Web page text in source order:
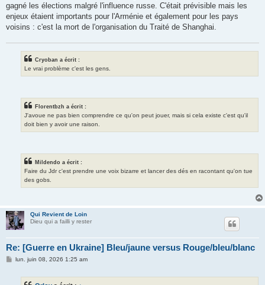
a
g
e
gagné les élections malgré l'influence russe. C'était prévisible mais les
enjeux étaient importants pour l'Arménie et également pour les pays
voisins : c'est la mort de l'organisation du Traité de Shanghai.
Cryoban a écrit :
Le vrai problème c'est les gens.
Florentbzh a écrit :
J'avoue ne pas bien comprendre ce qu'on peut jouer, mais si cela existe c'est qu'il
doit bien y avoir une raison.
Mildendo a écrit :
Faire du Jdr c'est prendre une voix bizarre et lancer des dés en racontant qu'on tue
des gobs.
Qui Revient de Loin
Dieu qui a failli y rester
Re: [Guerre en Ukraine] Bleu/jaune versus Rouge/bleu/blanc
Mlun. juin 08, 2026 1:25 am